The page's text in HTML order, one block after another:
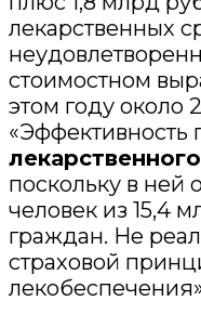
лекарственных
стоимостном
этом году около
«Эффективность
поскольку в ней
человек из 15,4
граждан. Не
страховой